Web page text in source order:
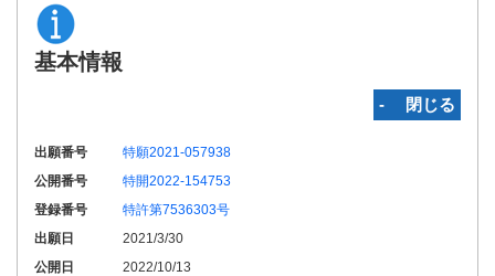
基本情報
‐ 閉じる
出願番号
特願2021-057938
公開番号
特開2022-154753
登録番号
特許第7536303号
出願日
2021/3/30
公開日
2022/10/13